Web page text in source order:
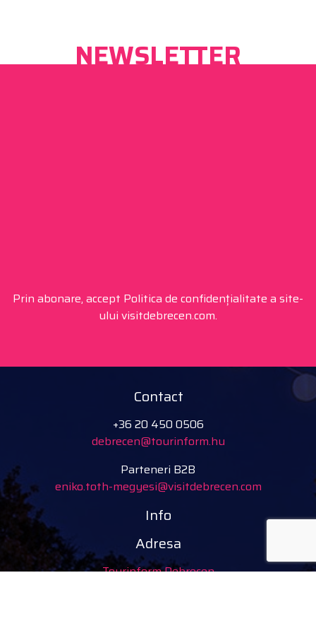
NEWSLETTER
Prin abonare, accept Politica de confidențialitate a site-
ului visitdebrecen.com.
Contact
+36 20 450 0506
debrecen@tourinform.hu
Parteneri B2B
eniko.toth-megyesi@visitdebrecen.com
Info
Adresa
Tourinform Debrecen